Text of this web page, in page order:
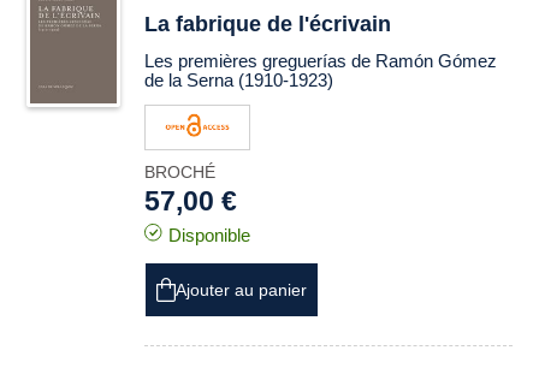
La fabrique de l'écrivain
Les premièresgreguerías de Ramón Gómez
de la Serna (1910-1923)
BROCHÉ
57,00 €
Disponible
Ajouter au panier